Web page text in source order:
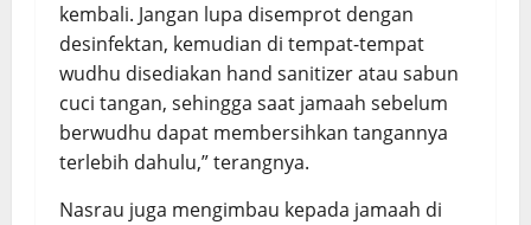
kembali. Jangan lupa disemprot dengan
desinfektan, kemudian di tempat-tempat
wudhu disediakan hand sanitizer atau sabun
cuci tangan, sehingga saat jamaah sebelum
berwudhu dapat membersihkan tangannya
terlebih dahulu,” terangnya.
Nasrau juga mengimbau kepada jamaah di